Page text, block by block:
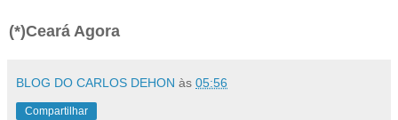
(*)Ceará Agora
BLOG DO CARLOS DEHON às 05:56
Compartilhar